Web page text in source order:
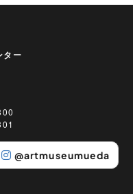
ター
@artmuseumueda